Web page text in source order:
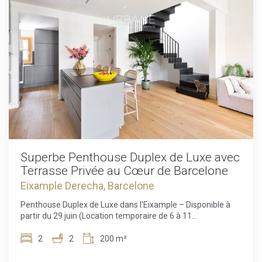
lumineux ouvrant sur un balcon privé, l'endroit idéal pour
savourer un café le matin ou se détendre après une journée
bien remplie. Entièrement meublé et équipé de la
climatisation, il est prêt à vous accueillir immédiatement
dans un cadre de vie confortable. Que vous souhaitiez
découvrir l'atmosphère unique du quartier gothique, vous
promener le long du front de mer ou profiter du meilleur de
Barcelone à votre porte, cet appartement représente une
opportunité exceptionnelle de vivre pleinement la ville. Ne
manquez pas cette opportunité. Contactez-nous dès
aujourd'hui pour organiser une visite et découvrir votre futur
chez-vous à Barcelone !
Superbe Penthouse Duplex de Luxe avec
Terrasse Privée au Cœur de Barcelone
Eixample Derecha, Barcelone
Penthouse Duplex de Luxe dans l'Eixample – Disponible à
partir du 29 juin (Location temporaire de 6 à 11
exceptionnel au cœur de Barcelone avec ce superbe
l'Eixample, à quelques pas de l'emblématique Arc de
2 2 200 m²